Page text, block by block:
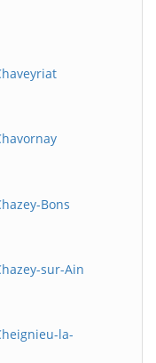
Bons
sur-Ain
la-